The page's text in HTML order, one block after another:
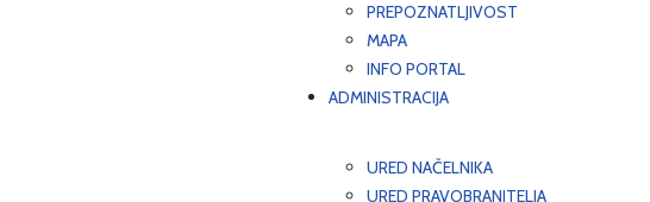
PREPOZNATLJIVOST
MAPA
INFO PORTAL
ADMINISTRACIJA
URED NAČELNIKA
URED PRAVOBRANITELJA